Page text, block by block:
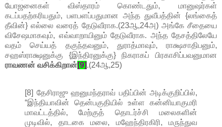
யோஜனைகள் விஸ்தாரம் கொண்டதும், மானுஷர்கள்
கடப்பதற்கரியதும், பளபளப்பதுமான அந்த துவீபத்தின் {லங்கைத்
தீவின்} எல்லை வரைத் தேடுவீராக.(23ஆ,24அ) அங்கே சீதையை
விசேஷமாகவும், எவ்வாறாயினும் தேடுவீராக. அந்த தேசத்திலேயே
வதம் செய்யத் தகுந்தவனும், துராத்மாவும், ராக்ஷசாதிபனும்,
சஹஸ்ராக்ஷனுக்கு {இந்திரனுக்கு} நிகராகப் பிரகாசிப்பவனுமான
ராவணன் வசிக்கிறான்[9].(24ஆ,25)
[8] தேசிராஜு ஹனுமந்தராவ் பதிப்பின் அடிக்குறிப்பில்,
“இந்தியாவின் தென்பகுதியில் உள்ள கன்னியாகுமரி
மாவட்டத்தில், மேற்குத் தொடர்ச்சி மலைகளின்
முடிவில், தாடகை மலை, மஹேந்திரகிரி, மருந்துவ